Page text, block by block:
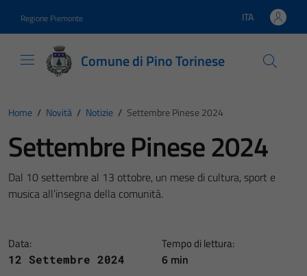
Regione Piemonte Lingua attiva:
ITA
Comune di Pino Torinese
Home / Novità / Notizie / Settembre Pinese 2024
Settembre Pinese 2024
Dal 10 settembre al 13 ottobre, un mese di cultura, sport e
musica all’insegna della comunità.
Data:
12 Settembre 2024
Tempo di lettura:
6 min